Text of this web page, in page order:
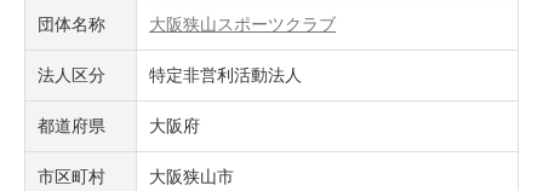
団体名称 大阪狭山スポーツクラブ
法人区分 特定非営利活動法人
都道府県 大阪府
市区町村 大阪狭山市